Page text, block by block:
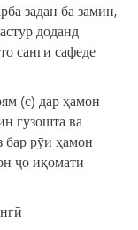
задан ба замин,
доданд
санги сафеде
(с) дар ҳамон
гузошта ва
бар рӯи ҳамон
ҷо иқомати